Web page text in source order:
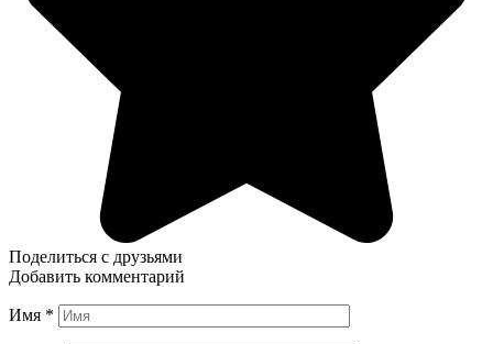
Поделиться с друзьями
Добавить комментарий
Имя *